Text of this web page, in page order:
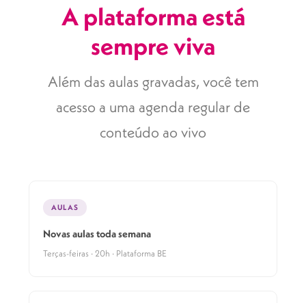
A plataforma está
sempre viva
Além das aulas gravadas, você tem
acesso a uma agenda regular de
conteúdo ao vivo
AULAS
Novas aulas toda semana
Terças-feiras · 20h · Plataforma BE